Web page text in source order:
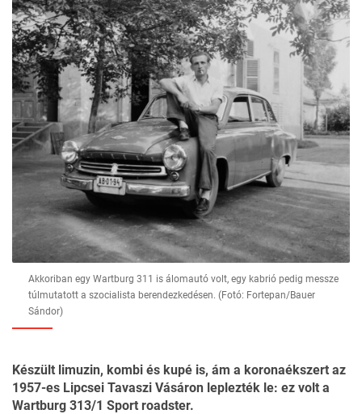
Akkoriban egy Wartburg 311 is álomautó volt, egy kabrió pedig messze
túlmutatott a szocialista berendezkedésen. (Fotó: Fortepan/Bauer
Sándor)
Készült limuzin, kombi és kupé is, ám a koronaékszert az
1957-es Lipcsei Tavaszi Vásáron leplezték le: ez volt a
Wartburg 313/1 Sport roadster.